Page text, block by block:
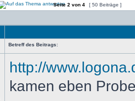
Seite 2 von 4 [ 50 Beiträge ]
Betreff des Beitrags:
http://
kamen eben